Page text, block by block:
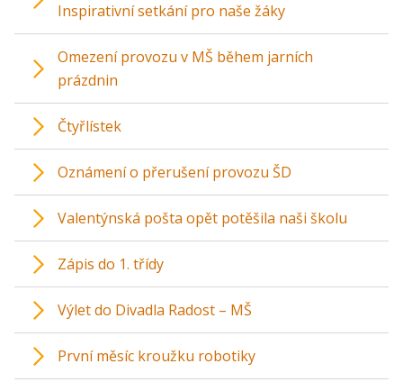
Inspirativní setkání pro naše žáky
Omezení provozu v MŠ během jarních
prázdnin
Čtyřlístek
Oznámení o přerušení provozu ŠD
Valentýnská pošta opět potěšila naši školu
Zápis do 1. třídy
Výlet do Divadla Radost – MŠ
První měsíc kroužku robotiky